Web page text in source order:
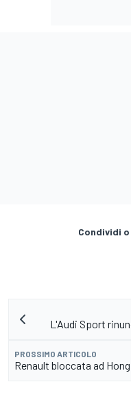
Condividi
L'Audi Sport
PROSSIMO ARTICOLO
Renault bloccata ad